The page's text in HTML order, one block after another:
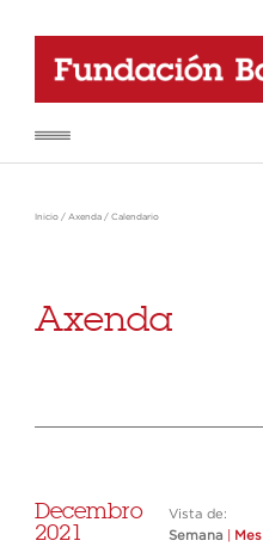
Inicio / Axenda / Calendario
Axenda
Decembro
2021
Vista de:
Semana
Mes